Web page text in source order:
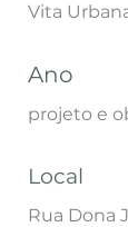
Vita
Ano
projeto e
Local
Rua Dona